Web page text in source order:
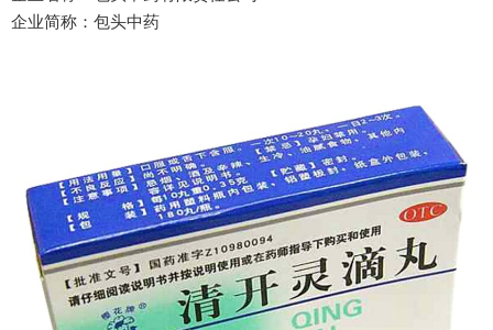
企业简称：包头中药